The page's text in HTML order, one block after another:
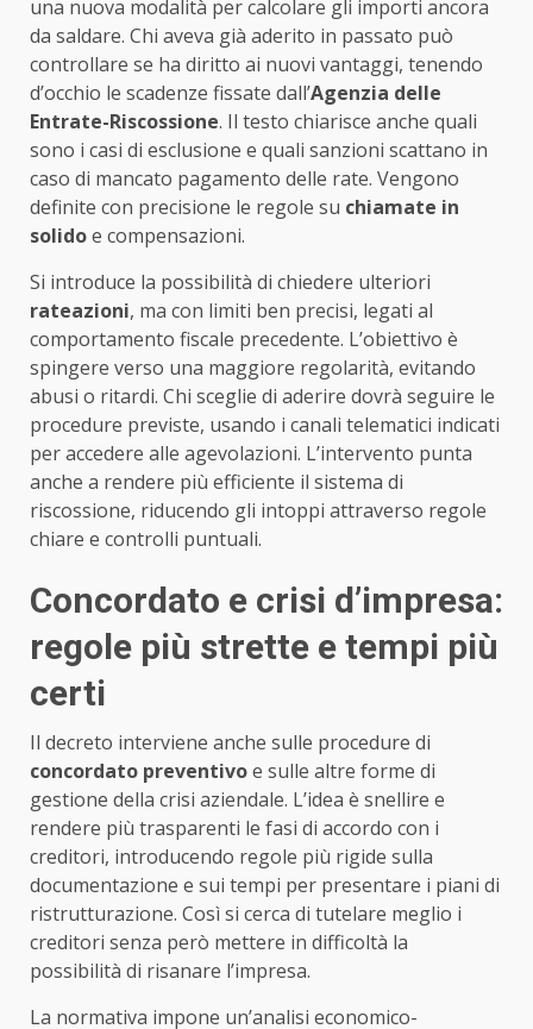
una nuova modalità per calcolare gli importi ancora
da saldare. Chi aveva già aderito in passato può
controllare se ha diritto ai nuovi vantaggi, tenendo
d’occhio le scadenze fissate dall’Agenzia delle
Entrate-Riscossione. Il testo chiarisce anche quali
sono i casi di esclusione e quali sanzioni scattano in
caso di mancato pagamento delle rate. Vengono
definite con precisione le regole su chiamate in
solidoe compensazioni.
Si introduce la possibilità di chiedere ulteriori
rateazioni, ma con limiti ben precisi, legati al
comportamento fiscale precedente. L’obiettivo è
spingere verso una maggiore regolarità, evitando
abusi o ritardi. Chi sceglie di aderire dovrà seguire le
procedure previste, usando i canali telematici indicati
per accedere alle agevolazioni. L’intervento punta
anche a rendere più efficiente il sistema di
riscossione, riducendo gli intoppi attraverso regole
chiare e controlli puntuali.
Concordato e crisi d’impresa:
regole più strette e tempi più
certi
Il decreto interviene anche sulle procedure di
concordato preventivoe sulle altre forme di
gestione della crisi aziendale. L’idea è snellire e
rendere più trasparenti le fasi di accordo con i
creditori, introducendo regole più rigide sulla
documentazione e sui tempi per presentare i piani di
ristrutturazione. Così si cerca di tutelare meglio i
creditori senza però mettere in difficoltà la
possibilità di risanare l’impresa.
La normativa impone un’analisi economico-